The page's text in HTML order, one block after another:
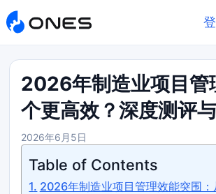
2026年制造业项目管
个更高效？深度测评
2026年6月5日
Table of Contents
2026年制造业项目管理效能突围：